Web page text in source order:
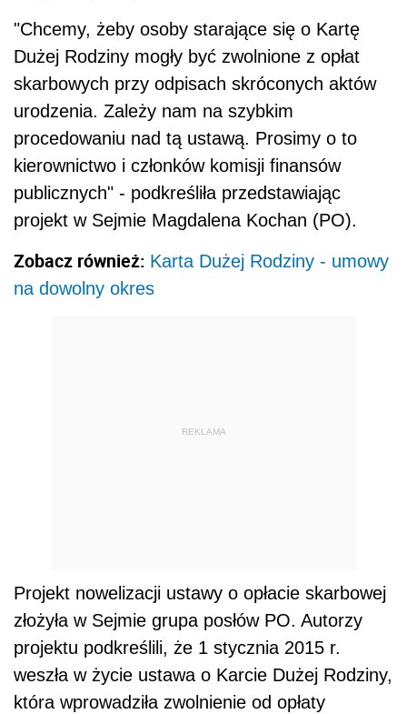
"Chcemy, żeby osoby starające się o Kartę
Dużej Rodziny mogły być zwolnione z opłat
skarbowych przy odpisach skróconych aktów
urodzenia. Zależy nam na szybkim
procedowaniu nad tą ustawą. Prosimy o to
kierownictwo i członków komisji finansów
publicznych" - podkreśliła przedstawiając
projekt w Sejmie Magdalena Kochan (PO).
Zobacz również: Karta Dużej Rodziny - umowy
na dowolny okres
REKLAMA
Projekt nowelizacji ustawy o opłacie skarbowej
złożyła w Sejmie grupa posłów PO. Autorzy
projektu podkreślili, że 1 stycznia 2015 r.
weszła w życie ustawa o Karcie Dużej Rodziny,
która wprowadziła zwolnienie od opłaty